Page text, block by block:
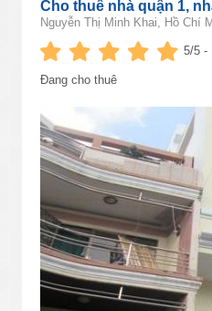
Cho thuê nhà quận 1,
Nguyễn Thị Minh Khai, Hồ Chí
5/5 -
Đang cho thuê